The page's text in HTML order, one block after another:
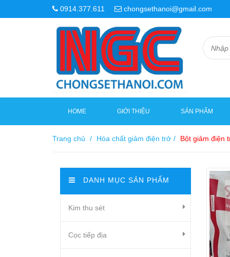
0914.377.611 chongsethanoi@gmail.com
HOME GIỚI THIỆU SẢN PHẨM
Trang chủ / Hóa chất giảm điện trở / Bột giảm điện
DANH MỤC SẢN PHẨM
Kim thu sét
Cọc tiếp địa